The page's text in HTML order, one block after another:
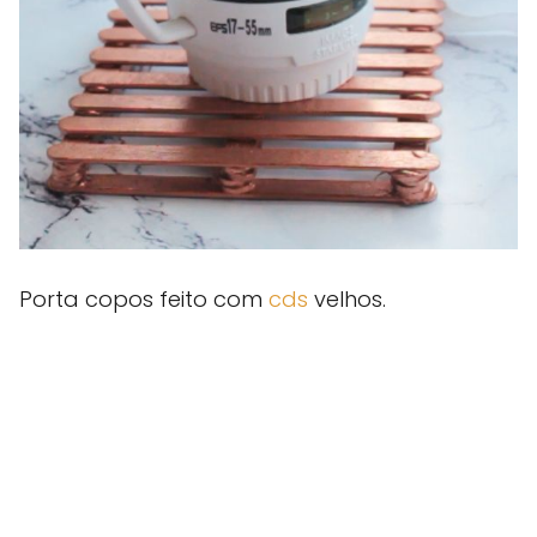
Porta copos feito com cds velhos.